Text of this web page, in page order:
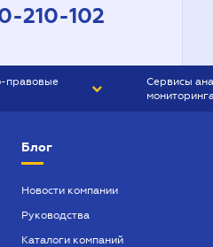
210-102
правовые
Сервисы
Блог
Новости компании
Руководства
Каталоги компаний